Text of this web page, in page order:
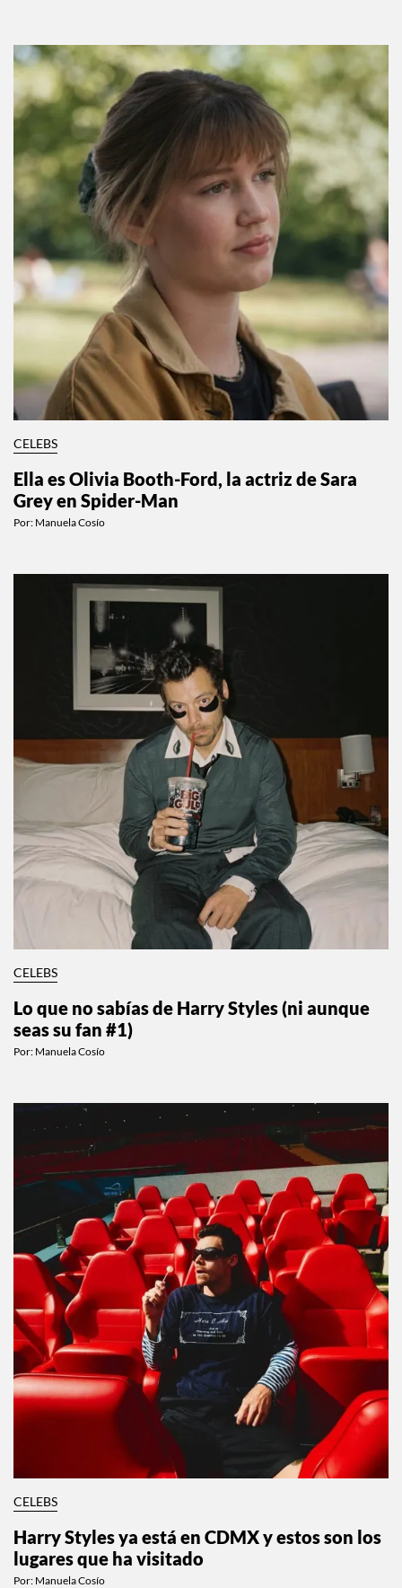
CELEBS
Ella es Olivia Booth-Ford, la actriz de Sara
Grey en Spider-Man
Por: Manuela Cosío
CELEBS
Lo que no sabías de Harry Styles (ni aunque
seas su fan #1)
Por: Manuela Cosío
CELEBS
Harry Styles ya está en CDMX y estos son los
lugares que ha visitado
Por: Manuela Cosío